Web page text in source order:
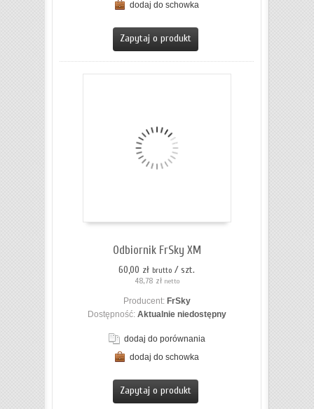
dodaj do schowka
Zapytaj o produkt
Odbiornik FrSky XM
60,00 zł brutto / szt.
48,78 zł netto
Producent: FrSky
Dostępność: Aktualnie niedostępny
dodaj do porównania
dodaj do schowka
Zapytaj o produkt